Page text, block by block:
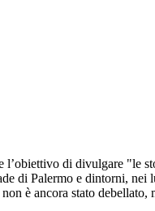
di divulgare
di Palermo e dintorni,
è ancora stato